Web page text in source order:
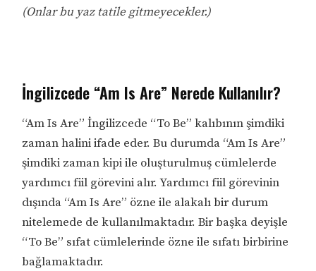
(Onlar bu yaz tatile gitmeyecekler.)
İngilizcede “Am Is Are” Nerede Kullanılır?
“Am Is Are” İngilizcede “To Be” kalıbının şimdiki
zaman halini ifade eder. Bu durumda “Am Is Are”
şimdiki zaman kipi ile oluşturulmuş cümlelerde
yardımcı fiil görevini alır. Yardımcı fiil görevinin
dışında “Am Is Are” özne ile alakalı bir durum
nitelemede de kullanılmaktadır. Bir başka deyişle
“To Be” sıfat cümlelerinde özne ile sıfatı birbirine
bağlamaktadır.